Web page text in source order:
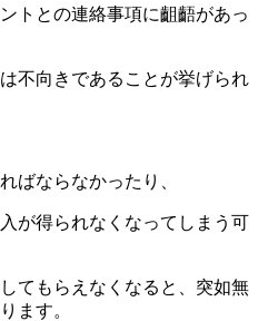
トとの連絡事項に齟齬があっ
不向きであることが挙げられ
ばならなかったり、
が得られなくなってしまう可
てもらえなくなると、突如無
ます。